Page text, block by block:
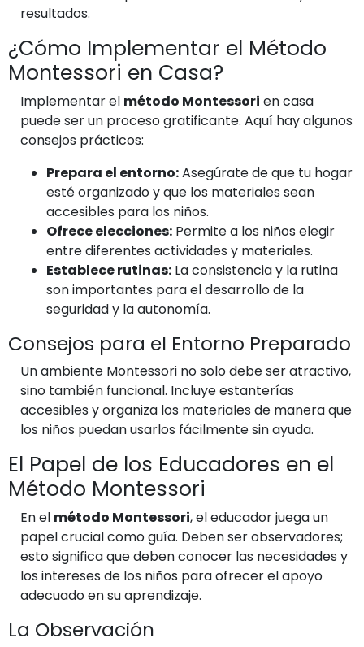
resultados.
¿Cómo Implementar el Método
Montessori en Casa?
Implementar el método Montessori en casa
puede ser un proceso gratificante. Aquí hay algunos
consejos prácticos:
Prepara el entorno:Asegúrate de que tu hogar
esté organizado y que los materiales sean
accesibles para los niños.
Ofrece elecciones: Permite a los niños elegir
entre diferentes actividades y materiales.
Establece rutinas: La consistencia y la rutina
son importantes para el desarrollo de la
seguridad y la autonomía.
Consejos para el Entorno Preparado
Un ambiente Montessori no solo debe ser atractivo,
sino también funcional. Incluye estanterías
accesibles y organiza los materiales de manera que
los niños puedan usarlos fácilmente sin ayuda.
El Papel de los Educadores en el
Método Montessori
En el método Montessori, el educador juega un
papel crucial como guía. Deben ser observadores;
esto significa que deben conocer las necesidades y
los intereses de los niños para ofrecer el apoyo
adecuado en su aprendizaje.
La Observación